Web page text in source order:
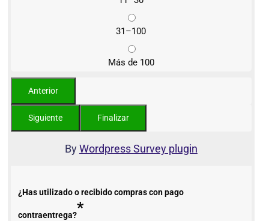
31–100
Más de 100
ByWordpress Survey plugin
¿Has utilizado o recibido compras con pago
contraentrega?*